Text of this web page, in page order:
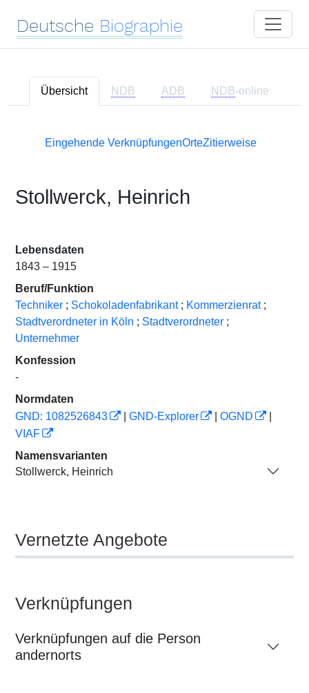
Deutsche Biographie
Übersicht NDB ADB NDB-online
Eingehende VerknüpfungenOrteZitierweise
Stollwerck, Heinrich
Lebensdaten
1843 – 1915
Beruf/Funktion
Techniker ; Schokoladenfabrikant ; Kommerzienrat ;
Stadtverordneter in Köln ; Stadtverordneter ;
Unternehmer
Konfession
-
Normdaten
GND: 1082526843
GND-Explorer OGND
VIAF
Namensvarianten
Stollwerck, Heinrich
Vernetzte Angebote
Verknüpfungen
Verknüpfungen auf die Person
andernorts